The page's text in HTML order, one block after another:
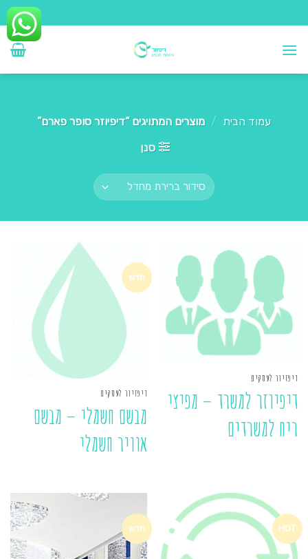
to
content
עמוד הבית / מוצרים המתויגים “דיפיוזר סופר פארם”
סנן
דיפזיור לעסקים
דיפיוזר למשרד – מפיצי
ריח למשרדים
חדש
דיפזיור לעסקים
מבשם חשמלי – מבשם
אוויר חשמלי
HOT חדש